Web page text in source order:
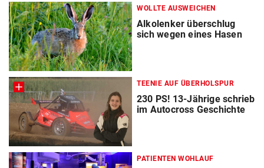
WOLLTE AUSWEICHEN
Alkolenker überschlug
sich wegen eines Hasen
TEENIE AUF ÜBERHOLSPUR
230 PS! 13-Jährige schrieb
im Autocross Geschichte
PATIENTEN WOHLAUF